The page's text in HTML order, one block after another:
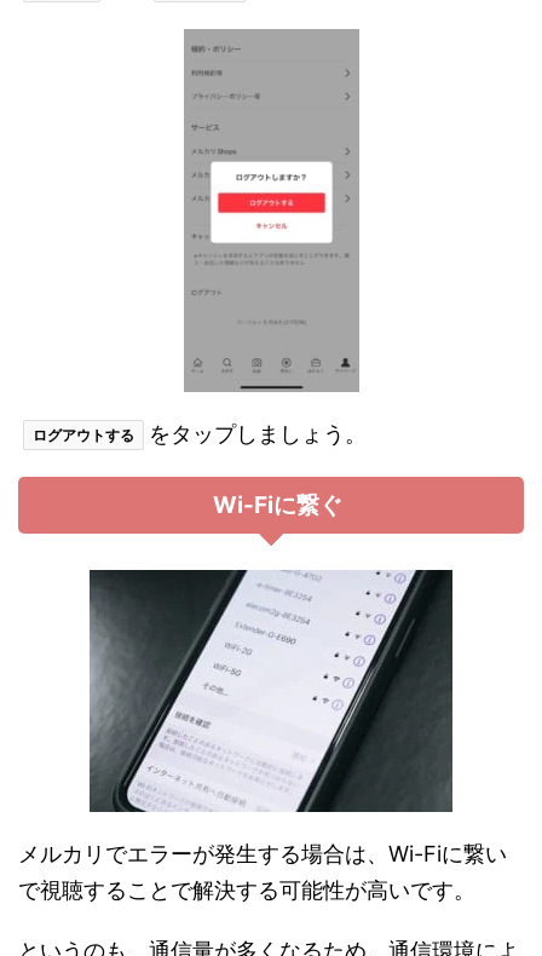
ログアウトする をタップしましょう。
Wi-Fiに繋ぐ
メルカリでエラーが発生する場合は、Wi-Fiに繋い
で視聴することで解決する可能性が高いです。
というのも、通信量が多くなるため、通信環境によ